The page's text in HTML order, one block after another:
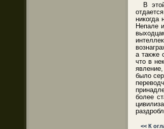
В
никогда
Непале
а также
что в
было
более
<< К